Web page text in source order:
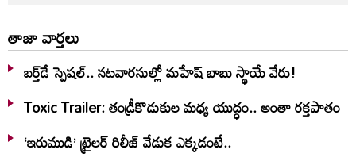
తాజా వార్తలు
బర్త్‌‌డే స్పెషల్.. నటవారసుల్లో మహేష్ బాబు స్థాయే వేరు!
Toxic Trailer: తండ్రీకొడుకుల మధ్య యుద్ధం.. అంతా రక్తపాతం
‘ఇరుముడి’ ట్రైలర్ రిలీజ్ వేడుక ఎక్కడంటే..